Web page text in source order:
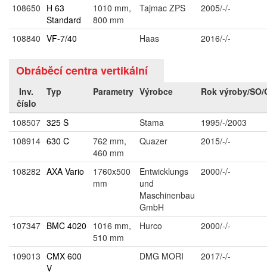
108650 H 63
Standard
1010 mm,
800 mm
Tajmac ZPS 2005/-/-
108840 VF-7/40 Haas 2016/-/-
Obráběcí centra vertikální
Inv.
číslo
Typ Parametry Výrobce Rok výroby/SO/
108507 325 S Stama
1995/-/2003
108914 630 C
762 mm,
460 mm
Quazer 2015/-/-
108282 AXA Vario
1760x500
mm
Entwicklungs
und
Maschinenbau
GmbH
2000/-/-
107347 BMC 4020
1016 mm,
510 mm
Hurco 2000/-/-
109013 CMX 600
V
DMG MORI 2017/-/-